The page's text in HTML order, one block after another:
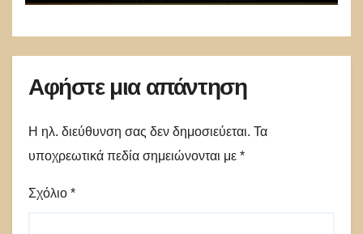
Αφήστε μια απάντηση
Η ηλ. διεύθυνση σας δεν δημοσιεύεται. Τα
υποχρεωτικά πεδία σημειώνονται με *
Σχόλιο *